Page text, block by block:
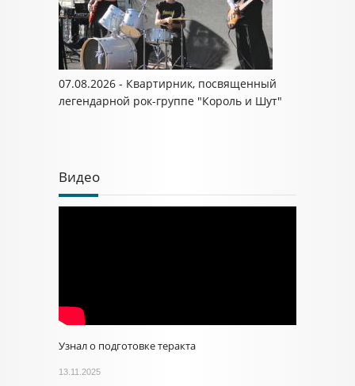
07.08.2026 - Квартирник, посвященный
легендарной рок-группе "Король и Шут"
Видео
Узнал о подготовке теракта
13.11.2025